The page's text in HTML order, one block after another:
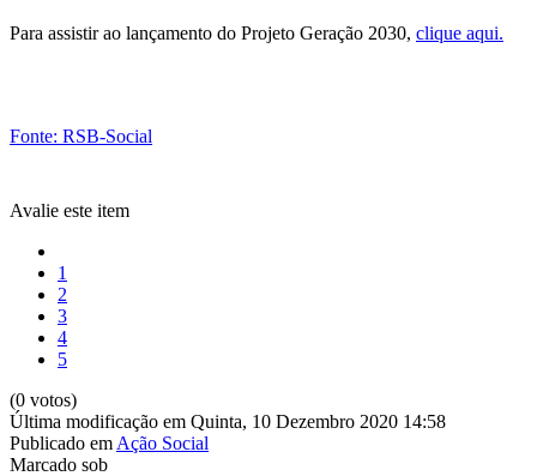
Para assistir ao lançamento do Projeto Geração 2030, clique aqui.
Fonte: RSB-Social
Avalie este item
1
2
3
4
5
(0 votos)
Última modificação em Quinta, 10 Dezembro 2020 14:58
Publicado em Ação Social
Marcado sob